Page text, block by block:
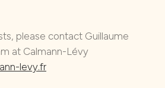
please contact Guillaume
at Calmann-Lévy
levy.fr